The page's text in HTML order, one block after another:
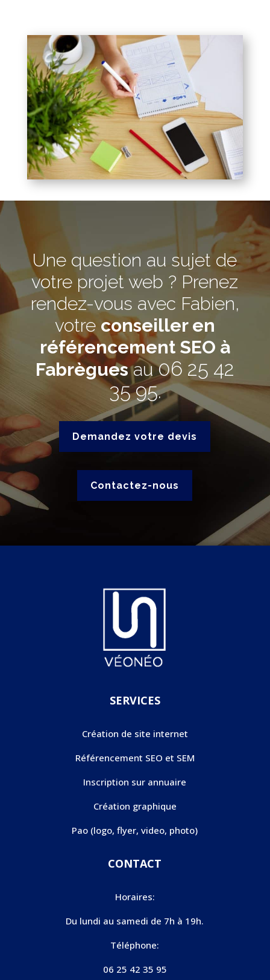
Une question au sujet de
votre projet web ? Prenez
rendez-vous avec Fabien,
votre conseiller en
référencement SEO à
Fabrèguesau06 25 42
35 95.
Demandez votre devis
Contactez-nous
SERVICES
Création de site internet
Référencement SEO et SEM
Inscription sur annuaire
Création graphique
Pao (logo, flyer, video, photo)
CONTACT
Horaires:
Du lundi au samedi de 7h à 19h.
Téléphone:
06 25 42 35 95